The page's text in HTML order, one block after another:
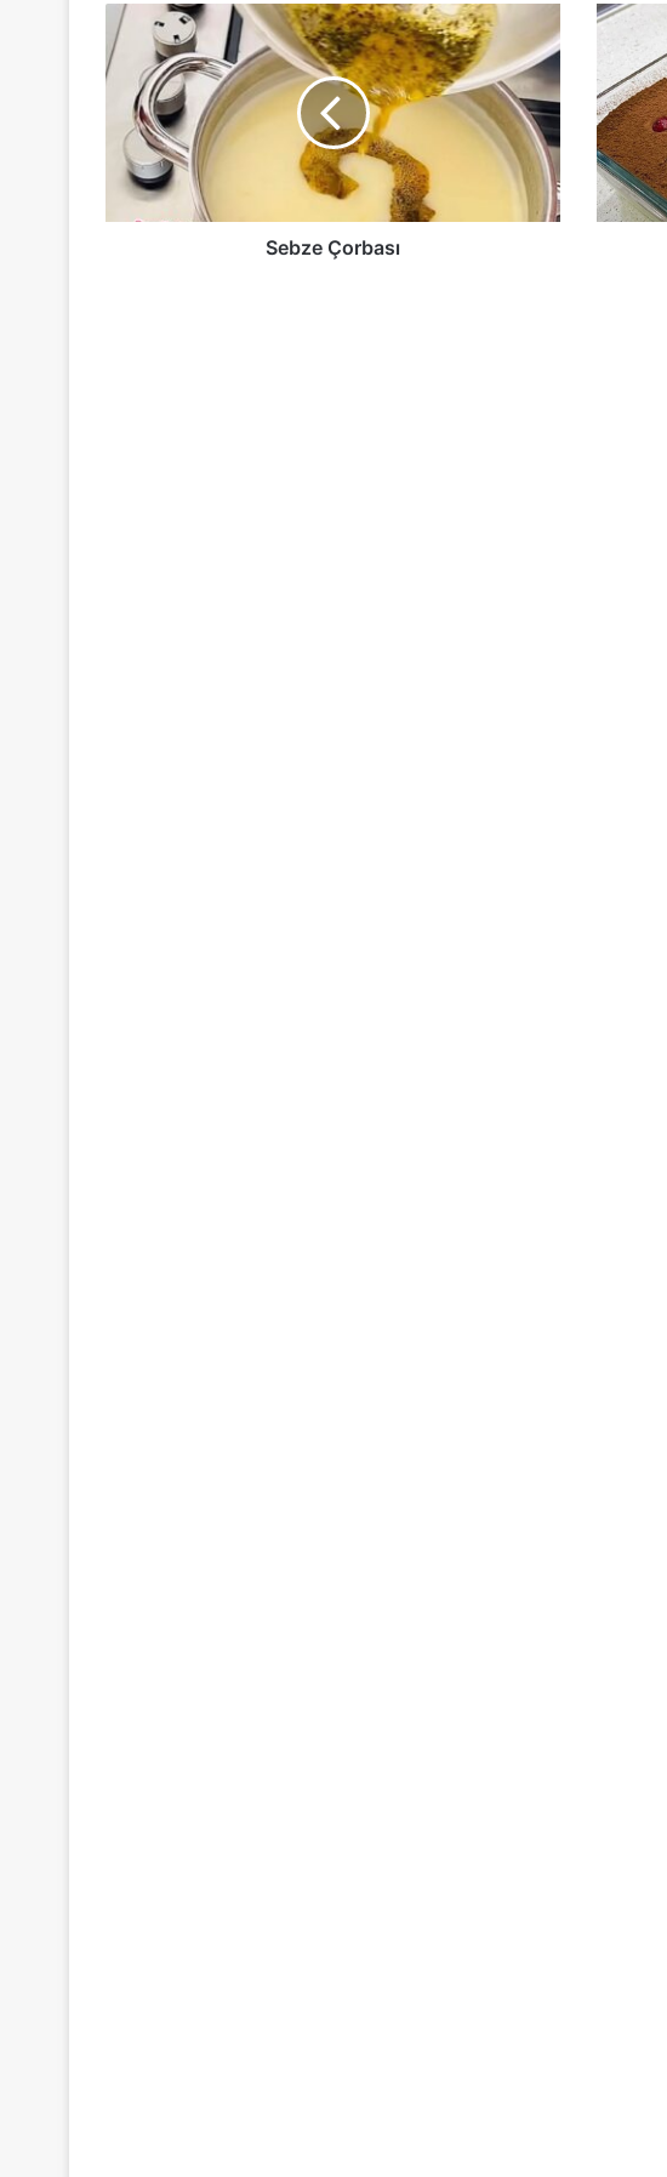
Sebze
Çorbası
Sebze Çorbası
Çikolata
Tavuk
Göğsü
Tarifi